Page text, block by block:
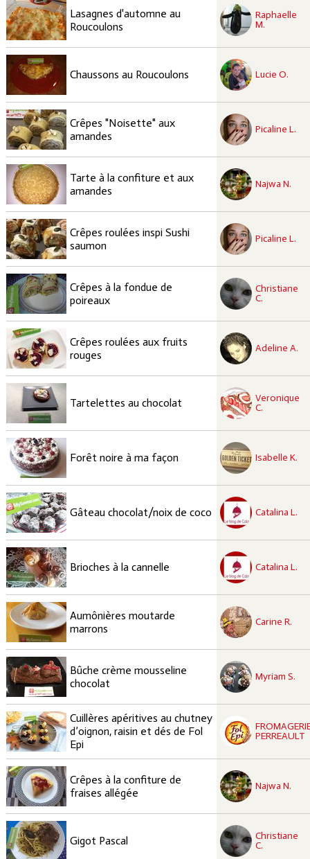
Lasagnes d'automne au
Roucoulons
Raphaelle
M.
recette à tester
Chaussons au Roucoulons Lucie O.
recette à tester
Crêpes "Noisette" aux
amandes
Picaline L.
recette à tester
Tarte à la confiture et aux
amandes
Najwa N.
recette à tester
Crêpes roulées inspi Sushi
saumon
Picaline L.
recette à tester
Crêpes à la fondue de
poireaux
Christiane
C.
recette à tester
Crêpes roulées aux fruits
rouges
Adeline A.
recette à tester
Tartelettes au chocolat
Veronique
C.
recette à tester
Forêt noire à ma façon Isabelle K.
recette à tester
Gâteau chocolat/noix de coco Catalina L.
recette à tester
Brioches à la cannelle Catalina L.
recette à tester
Aumônières moutarde
marrons
Carine R.
recette à tester
Bûche crème mousseline
chocolat
Myriam S.
recette à tester
Cuillères apéritives au chutney
d’oignon, raisin et dés de Fol
Epi
PERREAULT
recette à tester
Crêpes à la confiture de
fraises allégée
Najwa N.
recette à tester
Gigot Pascal
Christiane
C.
recette à tester